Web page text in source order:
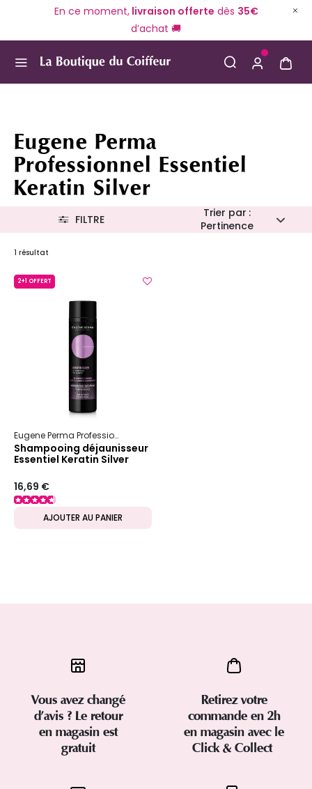
En ce moment,livraison offerte dès 35€
d’achat 🚚
Eugene Perma
Professionnel Essentiel
Keratin Silver
Trier par :
Pertinence
FILTRE
1 résultat
2+1 OFFERT
Eugene Perma Professionnel
Shampooing déjaunisseur
Essentiel Keratin Silver
16,69 €
AJOUTER AU PANIER
Vous avez changé
d’avis ? Le retour
en magasin est
gratuit
Retirez votre
commande en 2h
en magasin avec le
Click & Collect